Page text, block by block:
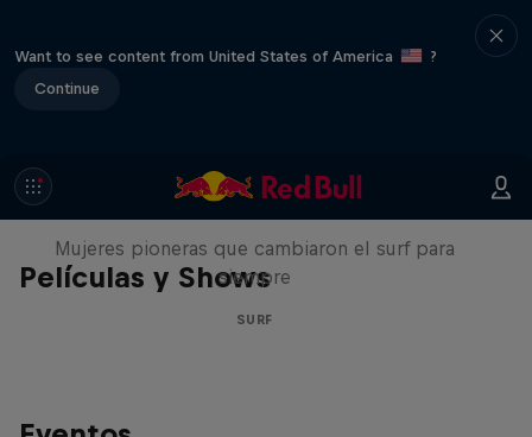
Want to see content from United States of America
?
Continue
Películas y Shows
NOW DAYS
Mujeres pioneras que cambiaron el surf para
siempre
SURF